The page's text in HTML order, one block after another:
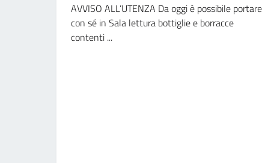
AVVISO ALL’UTENZA Da oggi è possibile portare
con sé in Sala lettura bottiglie e borracce
contenti ...